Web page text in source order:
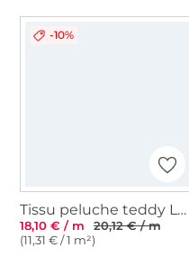
-10%
Tissu peluche teddy Léopard Animal print, marron clair
18,10 € / m
20,12 € / m
(11,31 € / 1 m²)